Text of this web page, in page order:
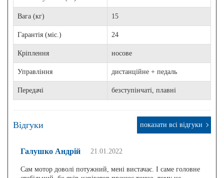
Вага (кг) 15
Гарантія (міс.) 24
Кріплення носове
Управління дистанційне + педаль
Передачі безступінчаті, плавні
Відгуки показати всі відгуки
Галушко Андрій 21.01.2022
Сам мотор доволі потужний, мені вистачає. І саме головне